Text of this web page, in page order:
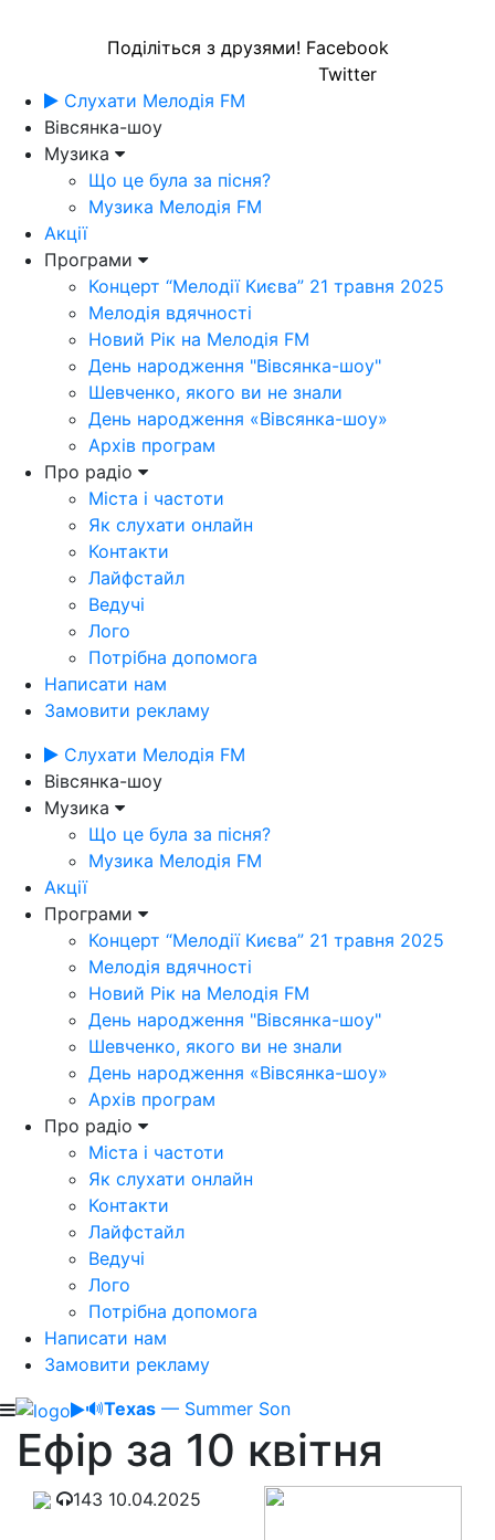
Поділіться з друзями! Facebook
Twitter
Слухати Мелодія FM
Вівсянка-шоу
Музика
Що це була за пісня?
Музика Мелодія FM
Акції
Програми
Концерт “Мелодії Києва” 21 травня 2025
Мелодія вдячності
Новий Рік на Мелодія FM
День народження "Вівсянка-шоу"
Шевченко, якого ви не знали
День народження «Вівсянка-шоу»
Архів програм
Про радіо
Міста і частоти
Як слухати онлайн
Контакти
Лайфстайл
Ведучі
Лого
Потрібна допомога
Написати нам
Замовити рекламу
Слухати Мелодія FM
Вівсянка-шоу
Музика
Що це була за пісня?
Музика Мелодія FM
Акції
Програми
Концерт “Мелодії Києва” 21 травня 2025
Мелодія вдячності
Новий Рік на Мелодія FM
День народження "Вівсянка-шоу"
Шевченко, якого ви не знали
День народження «Вівсянка-шоу»
Архів програм
Про радіо
Міста і частоти
Як слухати онлайн
Контакти
Лайфстайл
Ведучі
Лого
Потрібна допомога
Написати нам
Замовити рекламу
🔊Texas — Summer Son
Ефір за 10 квітня
143 10.04.2025